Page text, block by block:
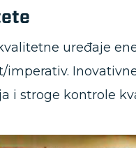
uređaje
i stroge kontrole